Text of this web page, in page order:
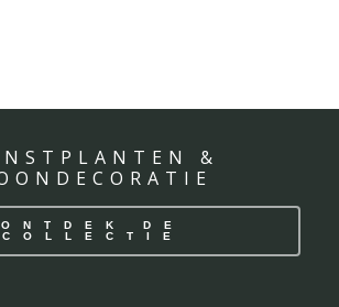
&
ONTDEK DE
COLLECTIE